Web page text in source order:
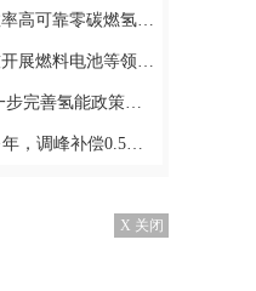
发电动力系统点火成功 报资讯
池等领域合作 世界新消息
政策保障 拓宽应用领域
设实施方案（试行）（征求意见稿）发布 焦点速读
X 关闭